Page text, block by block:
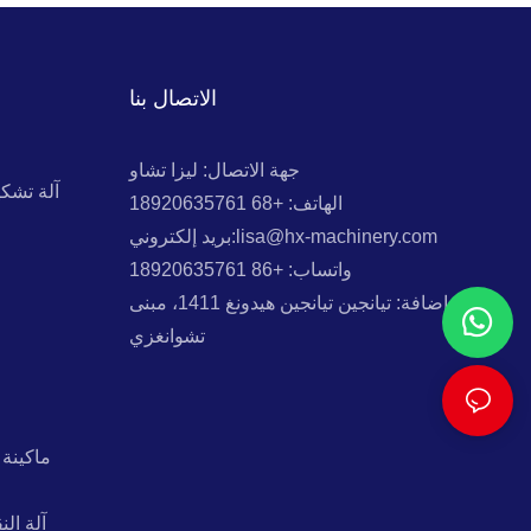
آلة
آلة
الاتصال بنا
جهة الاتصال: ليزا تشاو
الهاتف: +68 18920635761
بريد إلكتروني:lisa@hx-machinery.com
واتساب: +86 18920635761
إضافة: تيانجين تيانجين هيدونغ 1411، مبنى
تشوانغزي